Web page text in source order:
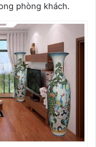
phòng khách.